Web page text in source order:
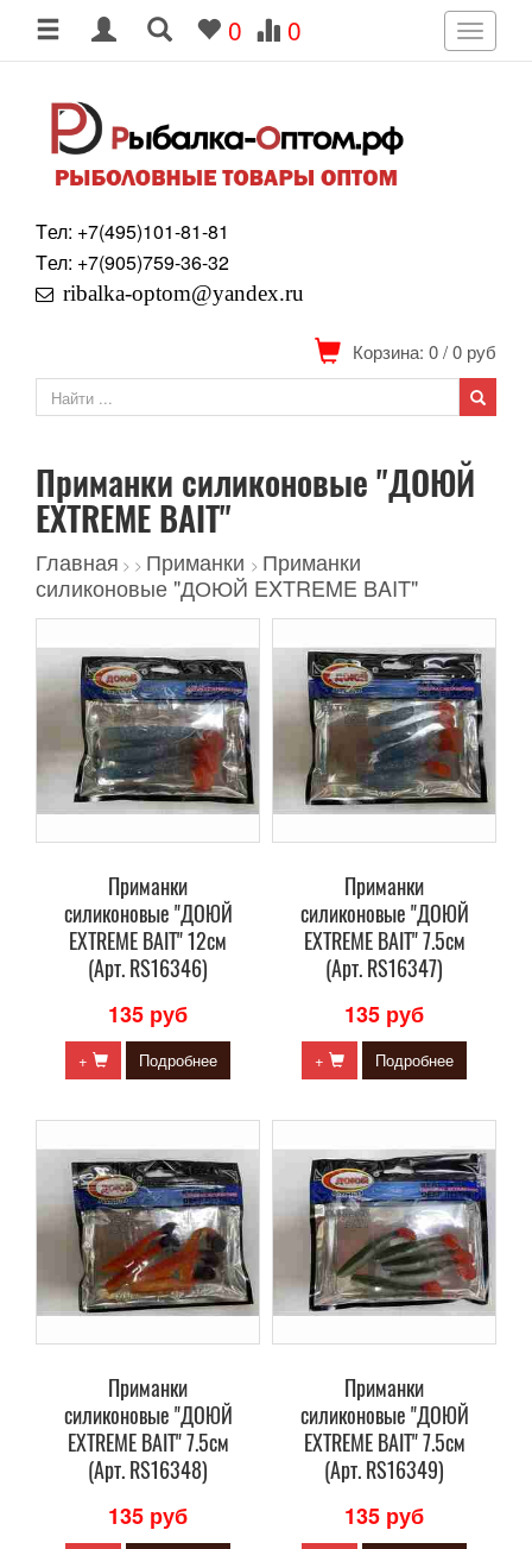
0 0
Toggle
Tел: +7(495)101-81-81
Tел: +7(905)759-36-32
ribalka-optom@yandex.ru
Корзина: 0/0 руб
Приманки силиконовые "ДОЮЙ
EXTREME BAIT"
Главная > > Приманки > Приманки
силиконовые "ДОЮЙ EXTREME BAIT"
Приманки
силиконовые "ДОЮЙ
EXTREME BAIT" 12см
(Арт. RS16346)
135 руб
+ Подробнее
Приманки
силиконовые "ДОЮЙ
EXTREME BAIT" 7.5см
(Арт. RS16347)
135 руб
+ Подробнее
Приманки
силиконовые "ДОЮЙ
EXTREME BAIT" 7.5см
(Арт. RS16348)
135 руб
Приманки
силиконовые "ДОЮЙ
EXTREME BAIT" 7.5см
(Арт. RS16349)
135 руб